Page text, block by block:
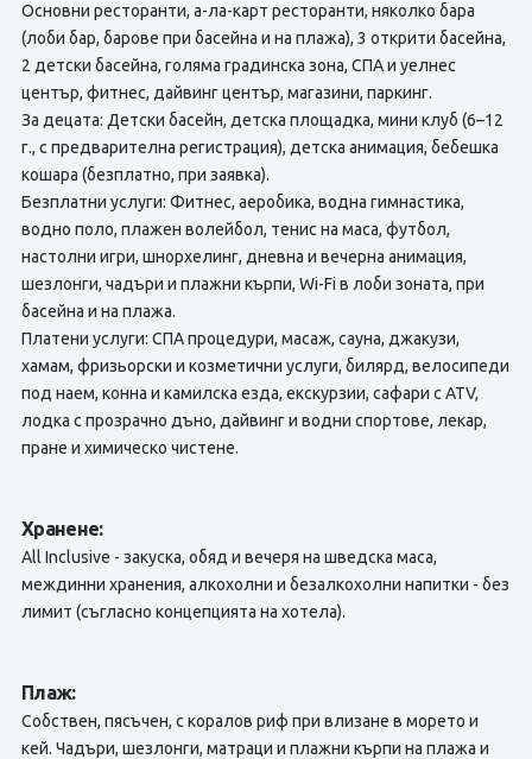
Основни ресторанти, а-ла-карт ресторанти, няколко бара
(лоби бар, барове при басейна и на плажа), 3 открити басейна,
2 детски басейна, голяма градинска зона, СПА и уелнес
център, фитнес, дайвинг център, магазини, паркинг.
За децата: Детски басейн, детска площадка, мини клуб (6–12
г., с предварителна регистрация), детска анимация, бебешка
кошара (безплатно, при заявка).
Безплатни услуги: Фитнес, аеробика, водна гимнастика,
водно поло, плажен волейбол, тенис на маса, футбол,
настолни игри, шнорхелинг, дневна и вечерна анимация,
шезлонги, чадъри и плажни кърпи, Wi-Fi в лоби зоната, при
басейна и на плажа.
Платени услуги: СПА процедури, масаж, сауна, джакузи,
хамам, фризьорски и козметични услуги, билярд, велосипеди
под наем, конна и камилска езда, екскурзии, сафари с ATV,
лодка с прозрачно дъно, дайвинг и водни спортове, лекар,
пране и химическо чистене.
Хранене:
All Inclusive - закуска, обяд и вечеря на шведска маса,
междинни хранения, алкохолни и безалкохолни напитки - без
лимит (съгласно концепцията на хотела).
Плаж:
Собствен, пясъчен, с коралов риф при влизане в морето и
кей. Чадъри, шезлонги, матраци и плажни кърпи на плажа и